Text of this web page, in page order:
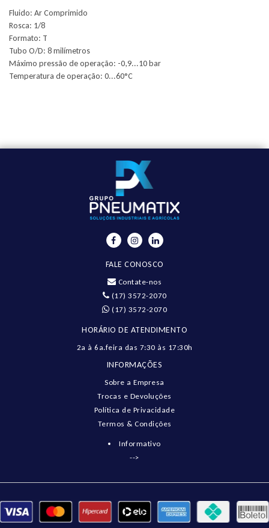
Fluido: Ar Comprimido
Rosca: 1/8
Formato: T
Tubo O/D: 8 milímetros
Máximo pressão de operação: -0,9...10 bar
Temperatura de operação: 0...60°C
FALE CONOSCO
Contate-nos
(17) 3572-2070
(17) 3572-2070
HORÁRIO DE ATENDIMENTO
2a à 6a.feira das 7:30 às 17:30h
INFORMAÇÕES
Sobre a Empresa
Trocas e Devoluções
Política de Privacidade
Termos & Condições
Informativo
-->